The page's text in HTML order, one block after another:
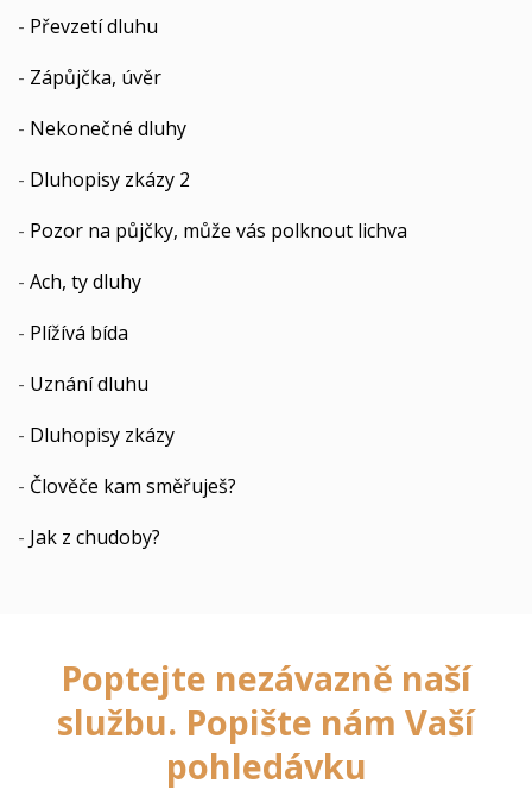
- Převzetí dluhu
- Zápůjčka, úvěr
- Nekonečné dluhy
- Dluhopisy zkázy 2
- Pozor na půjčky, může vás polknout lichva
- Ach, ty dluhy
- Plížívá bída
- Uznání dluhu
- Dluhopisy zkázy
- Člověče kam směřuješ?
- Jak z chudoby?
Poptejte nezávazně naší
službu. Popište nám Vaší
pohledávku